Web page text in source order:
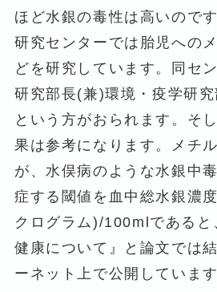
ほど水銀の毒性は高いので
研究センターでは胎児への
どを研究しています。同セ
研究部長(兼)環境・疫学研
という方がおられます。そ
果は参考になります。メチ
が、水俣病のような水銀中
症する閾値を血中総水銀濃
クログラム)/100mlであると
健康について』と論文では
ーネット上で公開しています